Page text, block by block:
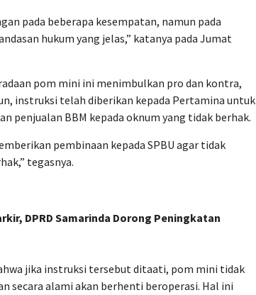
pada beberapa kesempatan, namun pada
hukum yang jelas,” katanya pada Jumat
pom mini ini menimbulkan pro dan kontra,
instruksi telah diberikan kepada Pertamina untuk
penjualan BBM kepada oknum yang tidak berhak.
pembinaan kepada SPBU agar tidak
tegasnya.
DPRD Samarinda Dorong Peningkatan
jika instruksi tersebut ditaati, pom mini tidak
secara alami akan berhenti beroperasi. Hal ini